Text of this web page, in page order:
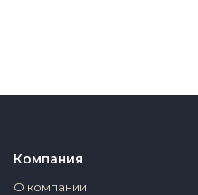
Компания
О компании